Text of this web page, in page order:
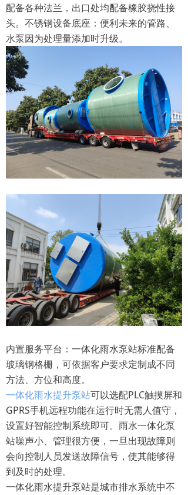
配备各种法兰，出口处均配备橡胶挠性接
头。不锈钢设备底座：便利未来的管路、
水泵因为处理量添加时升级。
内置服务平台：一体化雨水泵站标准配备
玻璃钢格栅，可依据客户要求定制成不同
方法、方位和高度。
一体化雨水提升泵站可以选配PLC触摸屏和
GPRS手机远程功能在运行时无需人值守，
设置好智能控制系统即可。雨水一体化泵
站噪声小、管理很方便，一旦出现故障则
会向控制人员发送故障信号，使其能够得
到及时的处理。
一体化雨水提升泵站是城市排水系统中不